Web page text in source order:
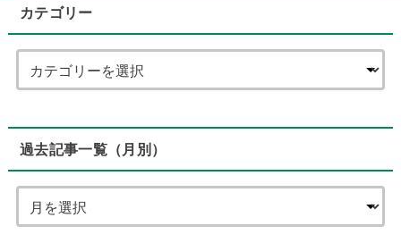
カテゴリー
過去記事一覧（月別）